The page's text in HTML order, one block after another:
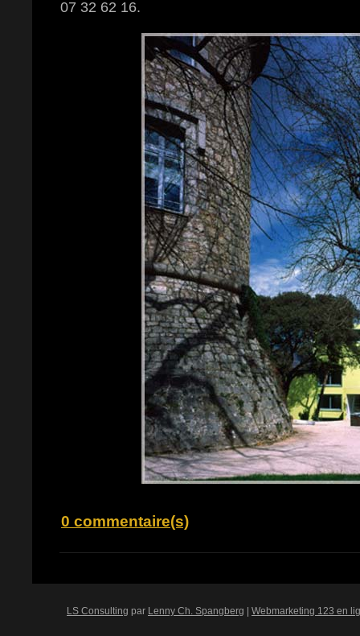
07 32 62 16.
0 commentaire(s)
LS Consulting par Lenny Ch. Spangberg Webmarketing 123 en